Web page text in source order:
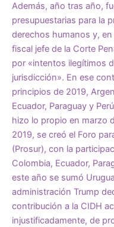
Además, año tras año,
presupuestarias para la
derechos humanos y,
fiscal jefe de la Corte
por «intentos ilegítimos
jurisdicción». En ese
principios de 2019,
Ecuador, Paraguay y
hizo lo propio en marzo
2019, se creó el Foro
(Prosur), con la
Colombia, Ecuador,
este año se sumó
administración Trump
contribución a la CIDH
injustificadamente, de